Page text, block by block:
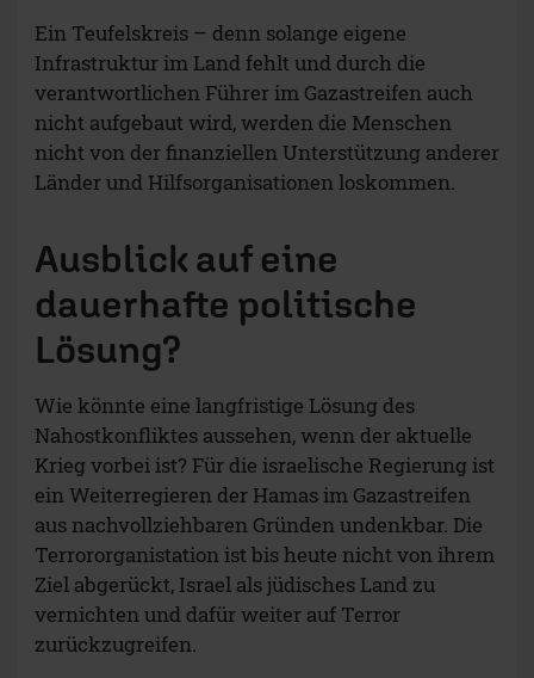
Ein Teufelskreis – denn solange eigene
Infrastruktur im Land fehlt und durch die
verantwortlichen Führer im Gazastreifen auch
nicht aufgebaut wird, werden die Menschen
nicht von der finanziellen Unterstützung anderer
Länder und Hilfsorganisationen loskommen.
Ausblick auf eine
dauerhafte politische
Lösung?
Wie könnte eine langfristige Lösung des
Nahostkonfliktes aussehen, wenn der aktuelle
Krieg vorbei ist? Für die israelische Regierung ist
ein Weiterregieren der Hamas im Gazastreifen
aus nachvollziehbaren Gründen undenkbar. Die
Terrororganistation ist bis heute nicht von ihrem
Ziel abgerückt, Israel als jüdisches Land zu
vernichten und dafür weiter auf Terror
zurückzugreifen.